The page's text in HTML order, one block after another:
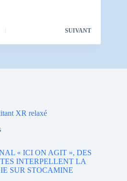
SUIVANT
XR relaxé
« ICI ON AGIT », DES
INTERPELLENT LA
SUR STOCAMINE